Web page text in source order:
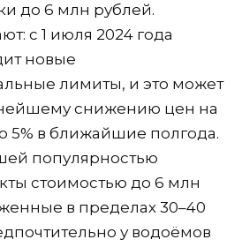
до 6 млн рублей.
с 1 июля 2024 года
новые
лимиты, и это может
снижению цен на
5% в ближайшие полгода.
популярностью
стоимостью до 6 млн
в пределах 30–40
у водоёмов